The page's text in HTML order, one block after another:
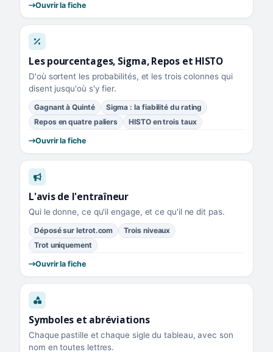
Ouvrir la fiche
Les pourcentages, Sigma, Repos et HISTO
D'où sortent les probabilités, et les trois colonnes qui
disent jusqu'où s'y fier.
Gagnant à Quinté
Sigma : la fiabilité du rating
Repos en quatre paliers
HISTO en trois taux
Ouvrir la fiche
L'avis de l'entraîneur
Qui le donne, ce qu'il engage, et ce qu'il ne dit pas.
Déposé sur letrot.com
Trois niveaux
Trot uniquement
Ouvrir la fiche
Symboles et abréviations
Chaque pastille et chaque sigle du tableau, avec son
nom en toutes lettres.